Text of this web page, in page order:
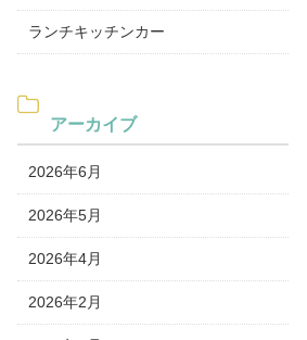
ランチキッチンカー
アーカイブ
2026年6月
2026年5月
2026年4月
2026年2月